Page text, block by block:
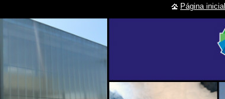
Página inicial